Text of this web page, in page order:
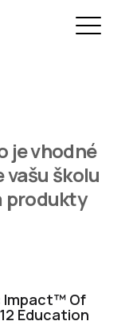
je vhodné
vašu školu
produkty
Impact™ Of
Education